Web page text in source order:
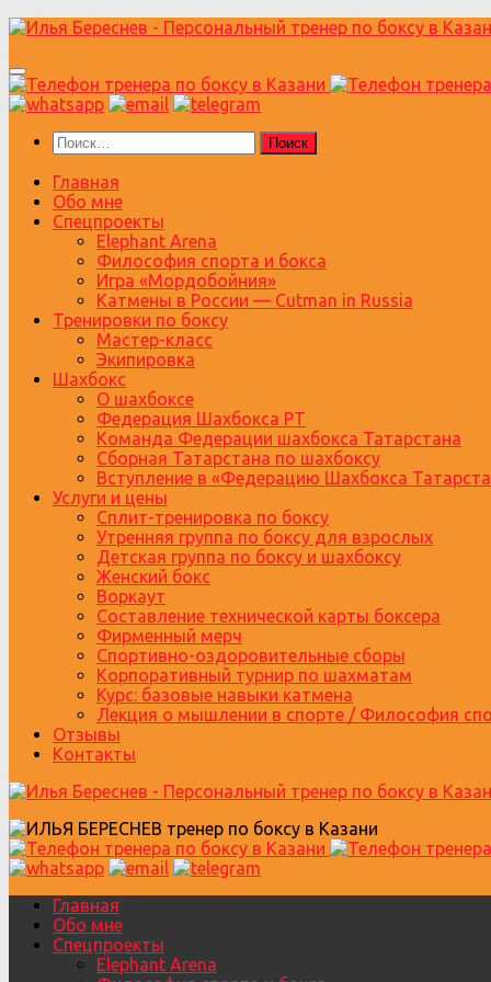
Перейти
содержимому
Найти:
Главная
Обо мне
Спецпроекты
Elephant Arena
Философия спорта и бокса
Игра «Мордобойния»
Катмены в России — Cutman in Russia
Тренировки по боксу
Мастер-класс
Экипировка
Шахбокс
О шахбоксе
Федерация Шахбокса РТ
Команда Федерации шахбокса Татарстана
Сборная Татарстана по шахбоксу
Вступление в «Федерацию Шахбокса
Услуги и цены
Сплит-тренировка по боксу
Утренняя группа по боксу для взрослых
Детская группа по боксу и шахбоксу
Женский бокс
Воркаут
Составление технической карты боксера
Фирменный мерч
Спортивно-оздоровительные сборы
Корпоративный турнир по шахматам
Курс: базовые навыки катмена
Лекция о мышлении в спорте / Философия
Отзывы
Контакты
Главная
Обо мне
Спецпроекты
Elephant Arena